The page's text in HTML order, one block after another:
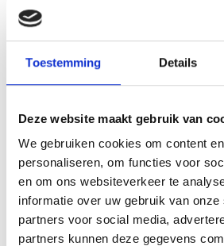
Toestemming Details
Deze website maakt gebruik van
We gebruiken cookies om content
personaliseren, om functies voor
en om ons websiteverkeer te
informatie over uw gebruik van onze
partners voor social media,
partners kunnen deze gegevens
€ 485.000 k.k.
96M²